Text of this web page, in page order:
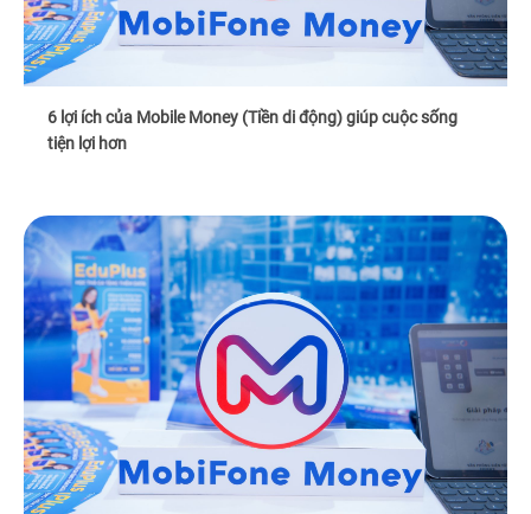
6 lợi ích của Mobile Money (Tiền di động) giúp cuộc sống
tiện lợi hơn